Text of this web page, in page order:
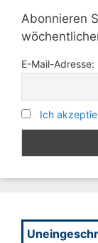
Abonnieren
E-Mail-Adresse:
Ich